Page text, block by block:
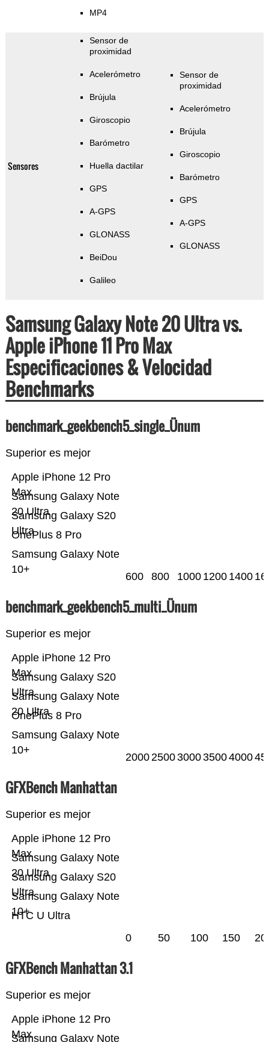
MP4
Sensores
Sensor de
proximidad
Acelerómetro
Brújula
Giroscopio
Barómetro
Huella dactilar
GPS
A-GPS
GLONASS
BeiDou
Galileo
Sensor de
proximidad
Acelerómetro
Brújula
Giroscopio
Barómetro
GPS
A-GPS
GLONASS
Samsung Galaxy Note 20 Ultra vs.
Apple iPhone 11 Pro Max
Especificaciones & Velocidad
Benchmarks
benchmark_geekbench5_single_Ünum
Superior es mejor
Samsung Galaxy Note
10+
OnePlus 8 Pro
Samsung Galaxy S20
Ultra
Samsung Galaxy Note
20 Ultra
Apple iPhone 12 Pro
Max
600 800 1000 1200 1400
benchmark_geekbench5_multi_Ünum
Superior es mejor
Samsung Galaxy Note
10+
OnePlus 8 Pro
Samsung Galaxy Note
20 Ultra
Samsung Galaxy S20
Ultra
Apple iPhone 12 Pro
Max
20002500300035004000
GFXBench Manhattan
Superior es mejor
HTC U Ultra
Samsung Galaxy Note
10+
Samsung Galaxy S20
Ultra
Samsung Galaxy Note
20 Ultra
Apple iPhone 12 Pro
Max
0 50 100 150
GFXBench Manhattan 3.1
Superior es mejor
Samsung Galaxy Note
Apple iPhone 12 Pro
Max